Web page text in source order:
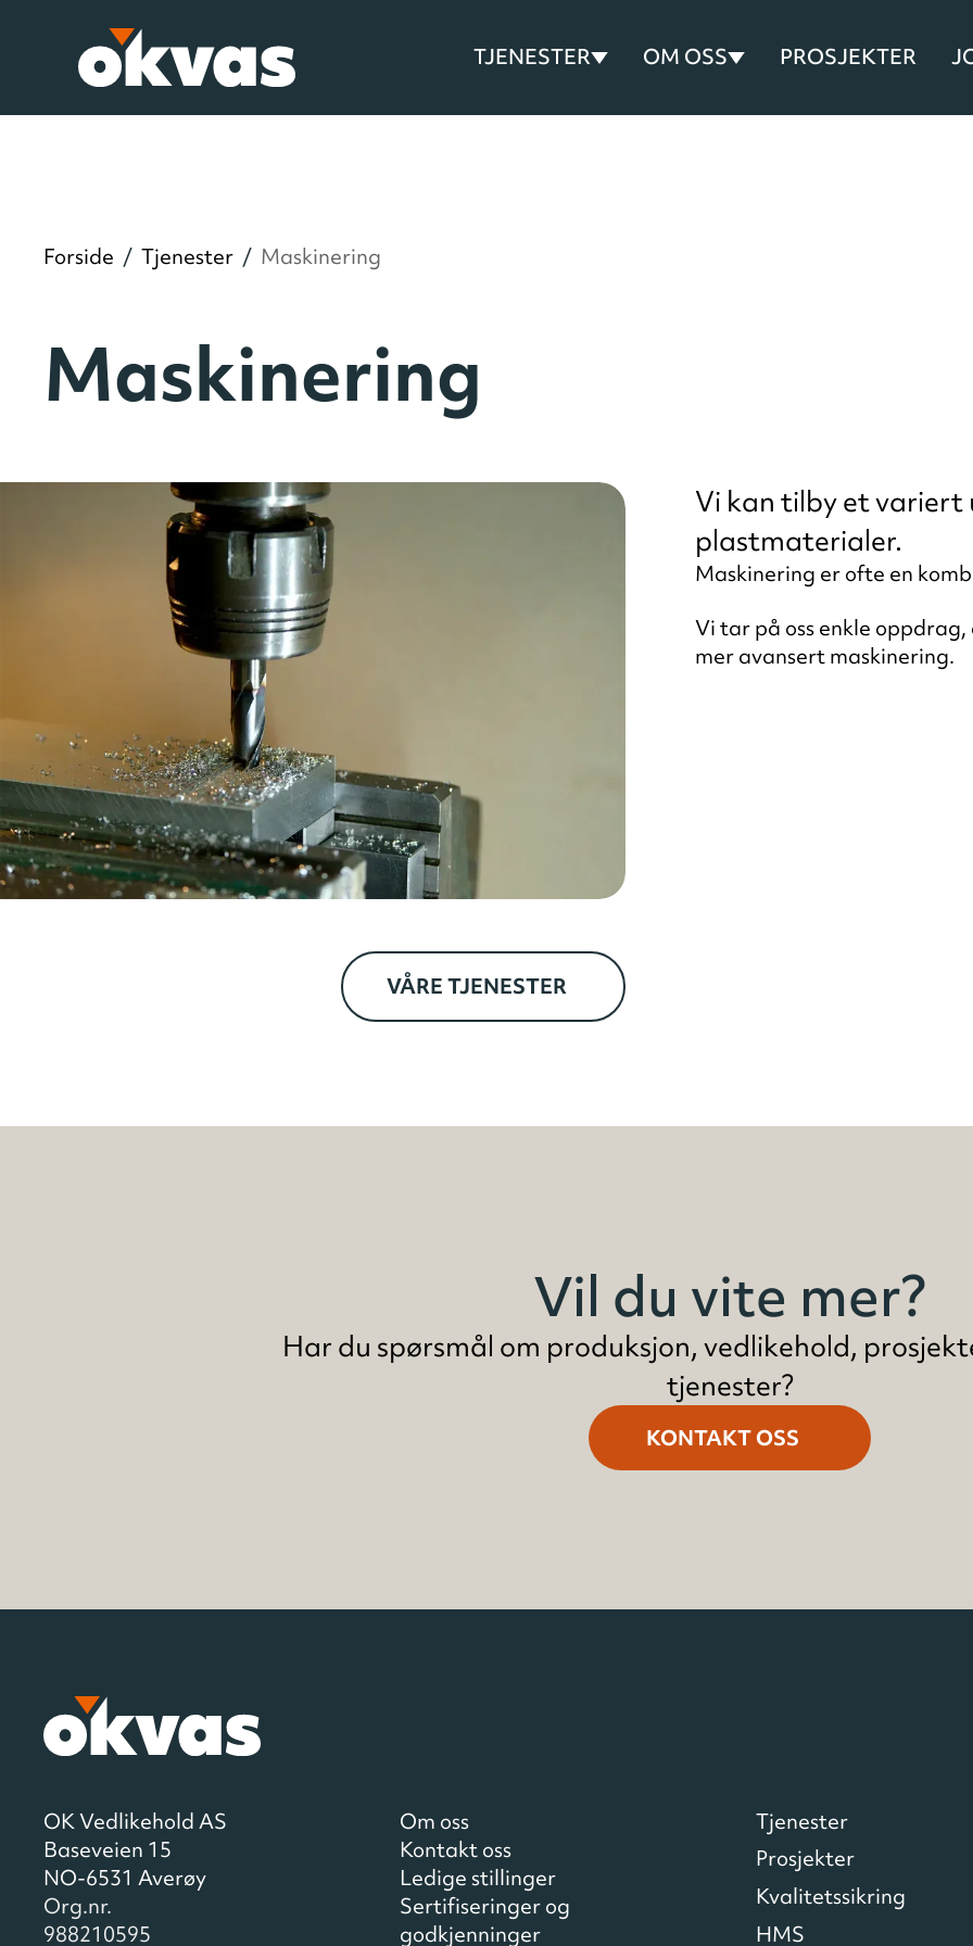
TJENESTER OM OSS PROSJEKTER
Forside / Tjenester / Maskinering
Maskinering
VÅRE TJENESTER
Vi kan tilby et variert
plastmaterialer.
Maskinering er ofte en
Vi tar på oss enkle
mer avansert maskinering.
Vil du vite mer?
Har du spørsmål om produksjon, vedlikehold,
tjenester?
KONTAKT OSS
OK Vedlikehold AS
Baseveien 15
NO-6531 Averøy
Org.nr.
988210595
Om oss
Kontakt oss
Ledige stillinger
Sertifiseringer og
godkjenninger
Tjenester
Prosjekter
Kvalitetssikring
HMS